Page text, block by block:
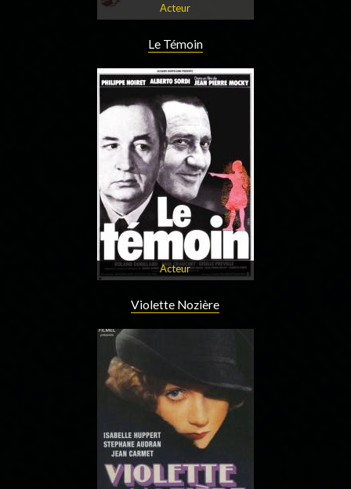
Acteur
Le Témoin
Acteur
Violette Nozière